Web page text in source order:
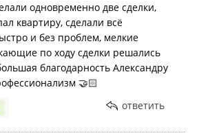
одновременно две сделки,
квартиру, сделали всё
и без проблем, мелкие
по ходу сделки решались
благодарность Александру
🤝🏻
ответить